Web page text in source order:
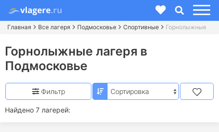
Главная Все лагеря Подмосковье Спортивные Горнолыжные
Горнолыжные лагеря в
Подмосковье
Найдено 7 лагерей:
Фильтр